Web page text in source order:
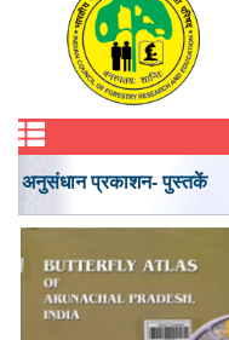
अनुसंधान प्रकाशन- पुस्तकें